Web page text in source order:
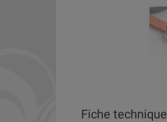
Fiche technique